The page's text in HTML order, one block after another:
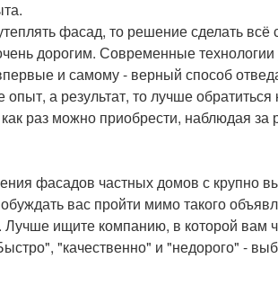
фасад, то решение сделать всё
дорогим. Современные технологии
и самому - верный способ
а результат, то лучше обратиться
раз можно приобрести, наблюдая за
фасадов частных домов с крупно
вас пройти мимо такого
ищите компанию, в которой вам
"качественно" и "недорого" -